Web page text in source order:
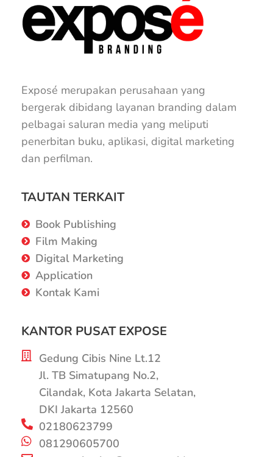
Exposé merupakan perusahaan yang
bergerak dibidang layanan branding dalam
pelbagai saluran media yang meliputi
penerbitan buku, aplikasi, digital marketing
dan perfilman.
TAUTAN TERKAIT
Book Publishing
Film Making
Digital Marketing
Application
Kontak Kami
KANTOR PUSAT EXPOSE
Gedung Cibis Nine Lt.12
Jl. TB Simatupang No.2,
Cilandak, Kota Jakarta Selatan,
DKI Jakarta 12560
02180623799
081290605700